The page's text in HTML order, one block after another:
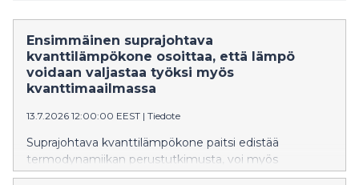
Ensimmäinen suprajohtava
kvanttilämpökone osoittaa, että lämpö
voidaan valjastaa työksi myös
kvanttimaailmassa
13.7.2026 12:00:00 EEST | Tiedote
Suprajohtava kvanttilämpökone paitsi edistää
termodynamiikan perustutkimusta, voi myös
merkittävästi pienentää tulevaisuuden